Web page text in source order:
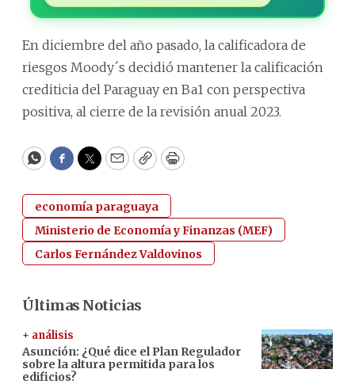
En diciembre del año pasado, la calificadora de
riesgos Moody´s decidió mantener la calificación
crediticia del Paraguay en Ba1 con perspectiva
positiva, al cierre de la revisión anual 2023.
WhatsApp
Facebook
Twitter
EmailCopyPrint
economía paraguaya
Ministerio de Economía y Finanzas (MEF)
Carlos Fernández Valdovinos
Últimas Noticias
+ análisis
Asunción: ¿Qué dice el Plan Regulador
sobre la altura permitida para los
edificios?